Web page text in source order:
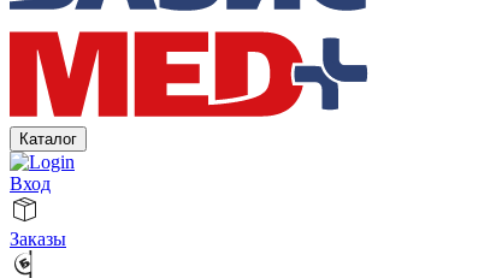
Каталог
Вход
Заказы